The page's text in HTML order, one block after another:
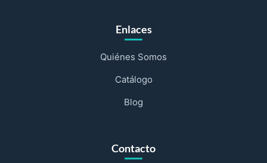
Enlaces
Quiénes Somos
Catálogo
Blog
Contacto